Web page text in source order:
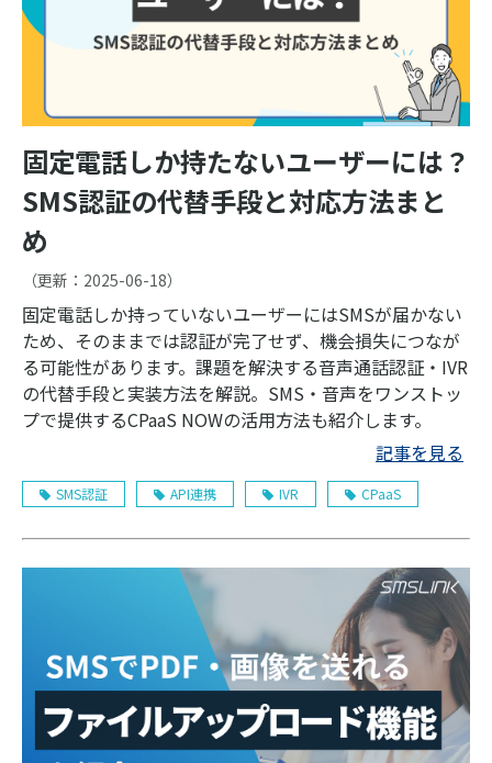
固定電話しか持たないユーザーには？
SMS認証の代替手段と対応方法まと
め
（更新： 2025-06-18）
固定電話しか持っていないユーザーにはSMSが届かない
ため、そのままでは認証が完了せず、機会損失につなが
る可能性があります。課題を解決する音声通話認証・IVR
の代替手段と実装方法を解説。SMS・音声をワンストッ
プで提供するCPaaS NOWの活用方法も紹介します。
記事を見る
SMS認証 API連携 IVR CPaaS